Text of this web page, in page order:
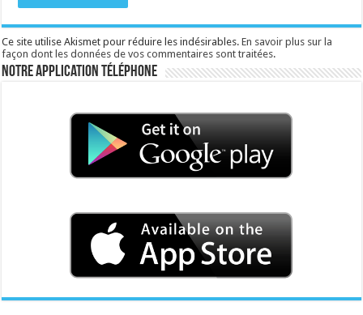
Ce site utilise Akismet pour réduire les indésirables.En savoir plus sur la
façon dont les données de vos commentaires sont traitées.
Notre application téléphone